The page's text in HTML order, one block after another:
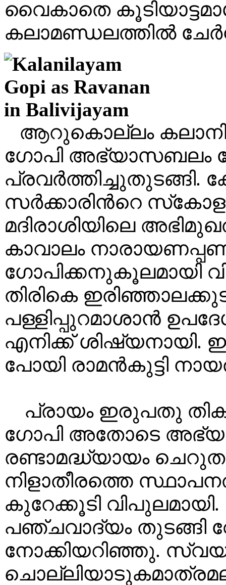
വൈകാതെ
കലാമണ്ഡലത്തിൽ
ആറുകൊല്ലം
ഗോപി അഭ്യാസബലം
പ്രവർത്തിച്ചുതുടങ്ങി.
സർക്കാരിൻറെ
മദിരാശിയിലെ
കാവാലം
ഗോപിക്കനുകൂലമായി
തിരികെ
പള്ളിപ്പുറമാശാൻ
എനിക്ക് ശിഷ്യനായി.
പോയി രാമൻകുട്ടി
പ്രായം ഇരുപതു
ഗോപി അതോടെ
രണ്ടാമദ്ധ്യായം
നിളാതീരത്തെ
കുറേക്കൂടി വിപുലമായി.
പഞ്ചവാദ്യം തുടങ്ങി
നോക്കിയറിഞ്ഞു.